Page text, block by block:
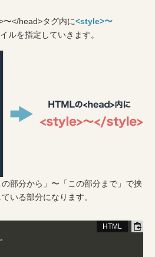
</head>タグ内に<style>〜
ルを指定していきます。
部分から」〜「この部分まで」で挟
いる部分になります。